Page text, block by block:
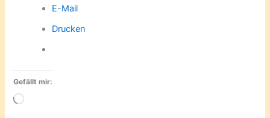
E-Mail
Drucken
Gefällt mir:
Wird